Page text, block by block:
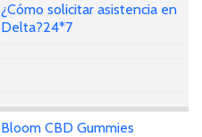
¿Cómo solicitar asistencia en
Delta?24*7
Bloom CBD Gummies